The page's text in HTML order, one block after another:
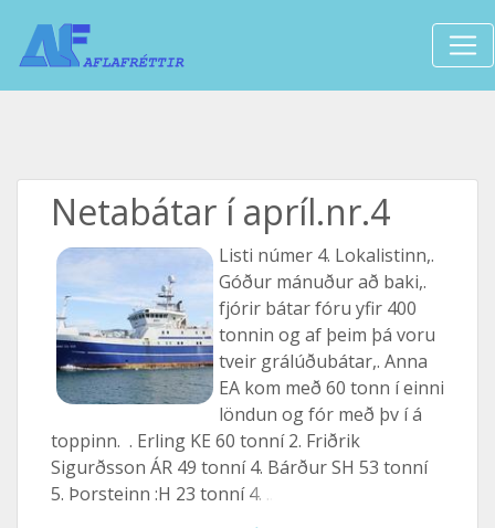
Netabátar í apríl.nr.4
Listi númer 4. Lokalistinn,.
Góður mánuður að baki,.
fjórir bátar fóru yfir 400
tonnin og af þeim þá voru
tveir grálúðubátar,. Anna
EA kom með 60 tonn í einni
löndun og fór með þv í á
toppinn. . Erling KE 60 tonní 2. Friðrik
Sigurðsson ÁR 49 tonní 4. Bárður SH 53 tonní
5. Þorsteinn :H 23 tonní4. ...